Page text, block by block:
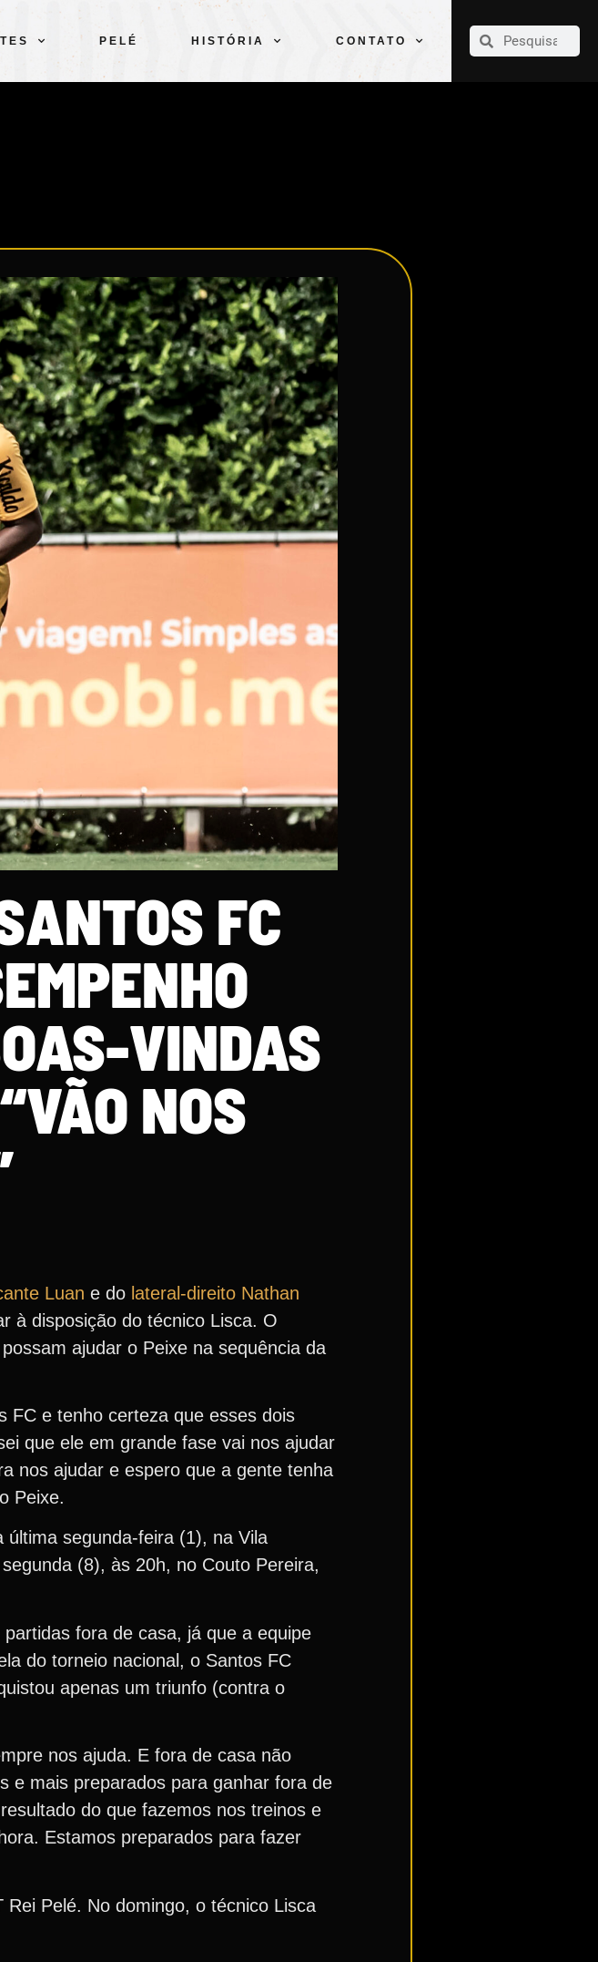
PELÉ HISTÓRIA CONTATO
CLUBE
FC
VINDAS
NOS
Luan e do lateral-direito Nathan
à disposição do técnico Lisca. O
ajudar o Peixe na sequência da
FC e tenho certeza que esses dois
que ele em grande fase vai nos ajudar
nos ajudar e espero que a gente tenha
Peixe.
última segunda-feira (1), na Vila
(8), às 20h, no Couto Pereira,
fora de casa, já que a equipe
do torneio nacional, o Santos FC
apenas um triunfo (contra o
nos ajuda. E fora de casa não
e mais preparados para ganhar fora de
do que fazemos nos treinos e
Estamos preparados para fazer
Pelé. No domingo, o técnico Lisca